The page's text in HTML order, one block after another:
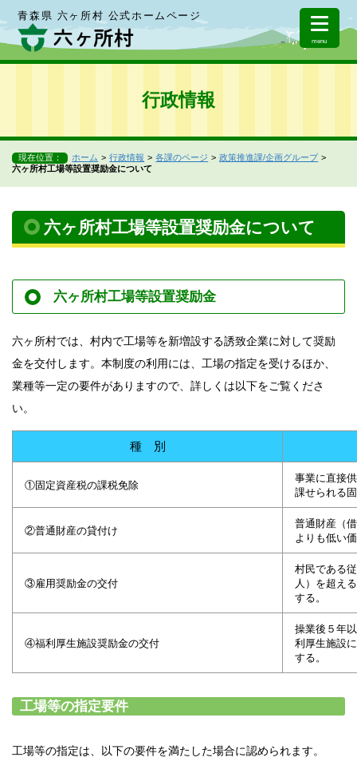
青森県 六ヶ所村 公式ホームページ
menu
行政情報
現在位置： ホーム 行政情報 各課のページ
政策推進課/企画グループ
六ヶ所村工場等設置奨励金について
六ヶ所村工場等設置奨励金について
六ヶ所村工場等設置奨励金
六ヶ所村では、村内で工場等を新増設する誘致企業に対して奨励
金を交付します。本制度の利用には、工場の指定を受けるほか、
業種等一定の要件がありますので、詳しくは以下をご覧くださ
い。
種 別
①固定資産税の課税免除
事業に直接
課せられる
②普通財産の貸付け
普通財産（
よりも低い
③雇用奨励金の交付
村民である
人）を超え
する。
④福利厚生施設奨励金の交付
操業後５年
利厚生施設
する。
工場等の指定要件
工場等の指定は、以下の要件を満たした場合に認められます。